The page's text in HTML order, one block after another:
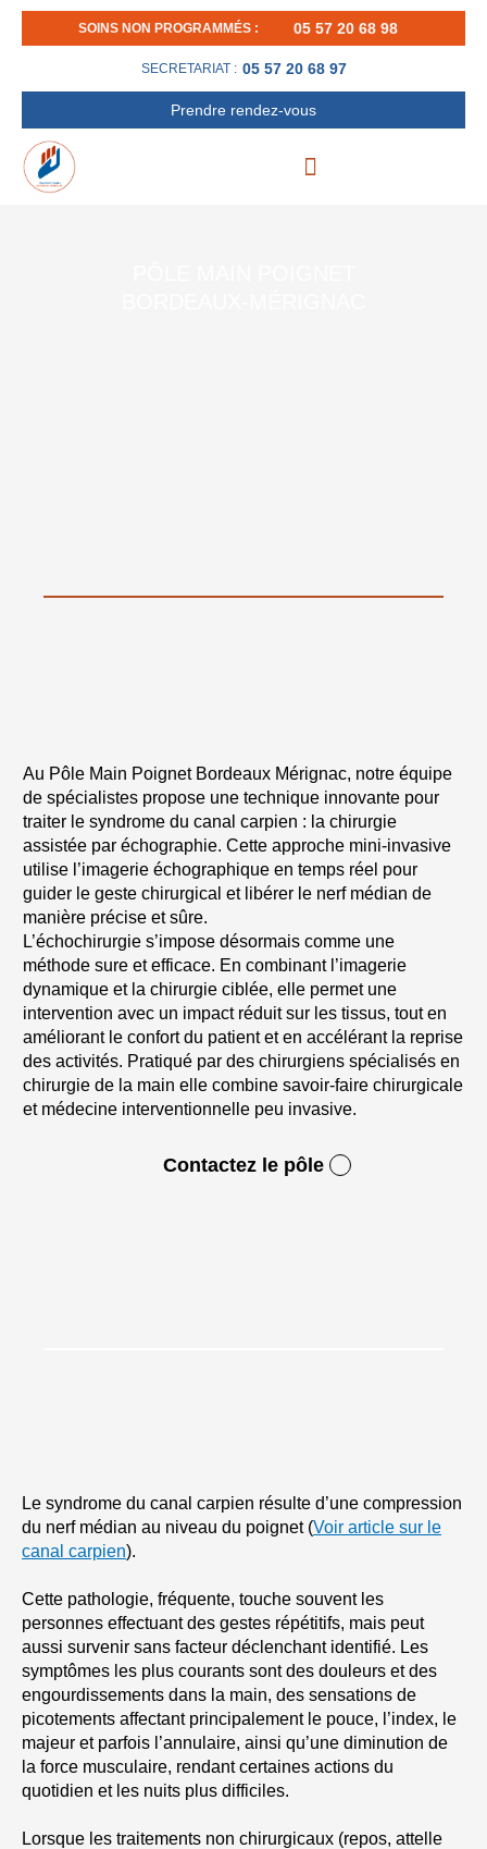
Aller
SOINS NON PROGRAMMÉS : 05 57 20 68 98
SECRETARIAT : 05 57 20 68 97
Prendre rendez-vous
Au Pôle Main Poignet Bordeaux Mérignac, notre équipe
de spécialistes propose une technique innovante pour
traiter le syndrome du canal carpien : la chirurgie
assistée par échographie. Cette approche mini-invasive
utilise l’imagerie échographique en temps réel pour
guider le geste chirurgical et libérer le nerf médian de
manière précise et sûre.
L’échochirurgie s’impose désormais comme une
méthode sure et efficace. En combinant l’imagerie
dynamique et la chirurgie ciblée, elle permet une
intervention avec un impact réduit sur les tissus, tout en
améliorant le confort du patient et en accélérant la reprise
des activités. Pratiqué par des chirurgiens spécialisés en
chirurgie de la main elle combine savoir-faire chirurgicale
et médecine interventionnelle peu invasive.
Contactez le pôle
Le syndrome du canal carpien résulte d’une compression
du nerf médian au niveau du poignet (Voir article sur le
canal carpien).
Cette pathologie, fréquente, touche souvent les
personnes effectuant des gestes répétitifs, mais peut
aussi survenir sans facteur déclenchant identifié. Les
symptômes les plus courants sont des douleurs et des
engourdissements dans la main, des sensations de
picotements affectant principalement le pouce, l’index, le
majeur et parfois l’annulaire, ainsi qu’une diminution de
la force musculaire, rendant certaines actions du
quotidien et les nuits plus difficiles.
Lorsque les traitements non chirurgicaux (repos, attelle